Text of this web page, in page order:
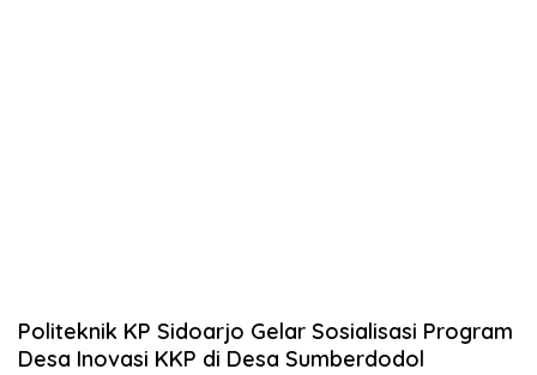
Politeknik KP Sidoarjo Gelar Sosialisasi Program
Desa Inovasi KKP di Desa Sumberdodol